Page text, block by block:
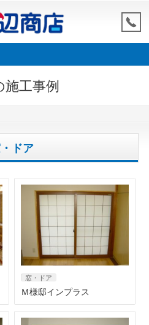
施工事例
ドア
窓・ドア
Ｍ様邸インプラス